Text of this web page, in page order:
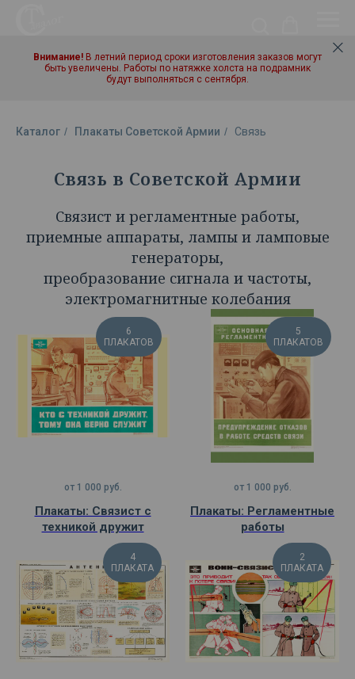
Внимание! В летний период сроки изготовления заказов могут
быть увеличены. Работы по натяжке холста на подрамник
будут выполняться с сентября.
Каталог / Плакаты Советской Армии / Связь
Связь в Советской Армии
Связист и регламентные работы,
приемные аппараты, лампы и ламповые
генераторы,
преобразование сигнала и частоты,
электромагнитные колебания
6
ПЛАКАТОВ
от 1 000 руб.
Плакаты: Связист с
техникой дружит
5
ПЛАКАТОВ
от 1 000 руб.
Плакаты: Регламентные
работы
4
ПЛАКАТА
2
ПЛАКАТА